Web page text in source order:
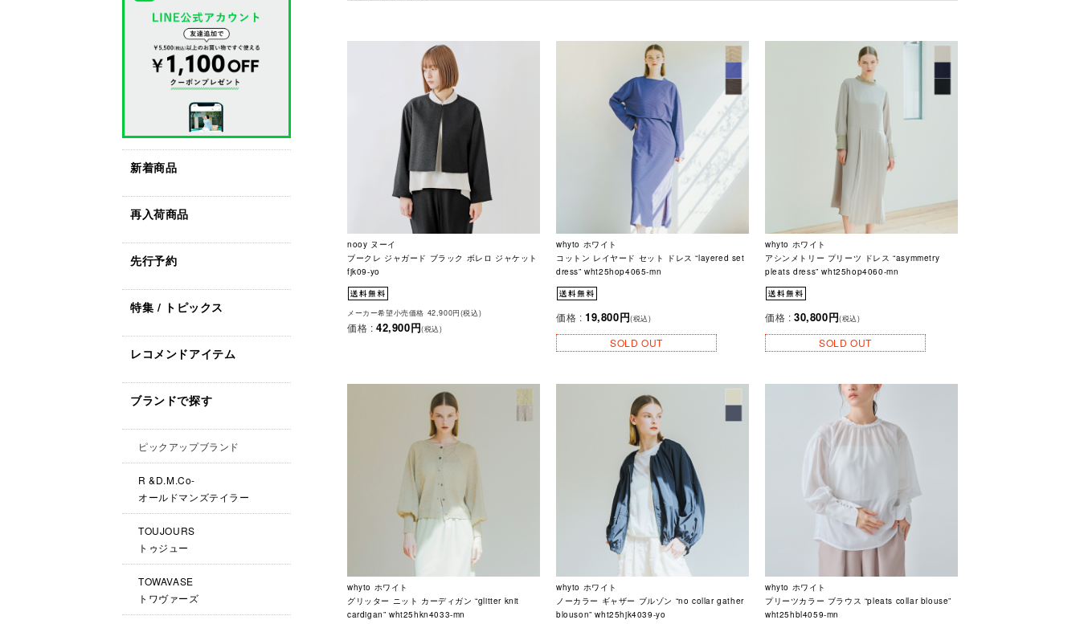
新着商品
再入荷商品
先行予約
特集 / トピックス
レコメンドアイテム
ブランドで探す
ピックアップブランド
R &D.M.Co-
オールドマンズテイラー
TOUJOURS
トゥジュー
TOWAVASE
トワヴァーズ
nooy ヌーイ
ブークレ ジャガード ブラック ボレロ ジャケット
fjk09-yo
メーカー希望小売価格 42,900円(税込)
価格 : 42,900円(税込)
whyto ホワイト
コットン レイヤード セット ドレス “layered set
dress” wht25hop4065-mn
価格 : 19,800円(税込)
SOLD OUT
whyto ホワイト
アシンメトリー プリーツ ドレス “asymmetry
pleats dress” wht25hop4060-mn
価格 : 30,800円(税込)
SOLD OUT
whyto ホワイト
グリッター ニット カーディガン “glitter knit
cardigan” wht25hkn4033-mn
whyto ホワイト
ノーカラー ギャザー ブルゾン “no collar gather
blouson” wht25hjk4039-yo
whyto ホワイト
プリーツカラー ブラウス “pleats collar blouse”
wht25hbl4059-mn